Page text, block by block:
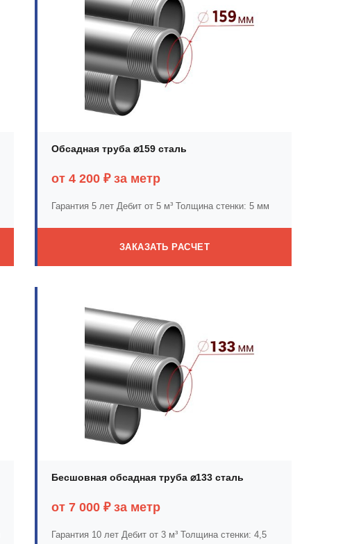
Обсадная труба ⌀159 сталь
от 4 200 ₽ за метр
Гарантия 5 лет Дебит от 5 м³ Толщина стенки: 5 мм
ЗАКАЗАТЬ РАСЧЕТ
Бесшовная обсадная труба ⌀133 сталь
от 7 000 ₽ за метр
Гарантия 10 лет Дебит от 3 м³ Толщина стенки: 4,5